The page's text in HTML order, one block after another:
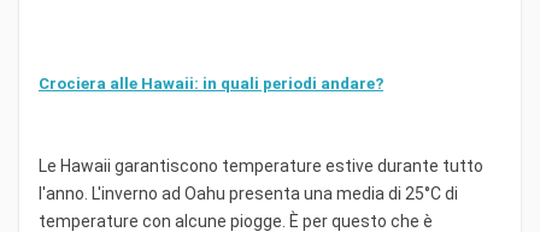
Crociera alle Hawaii: in quali periodi andare?
Le Hawaii garantiscono temperature estive durante tutto
l'anno. L'inverno ad Oahu presenta una media di 25°C di
temperature con alcune piogge. È per questo che è